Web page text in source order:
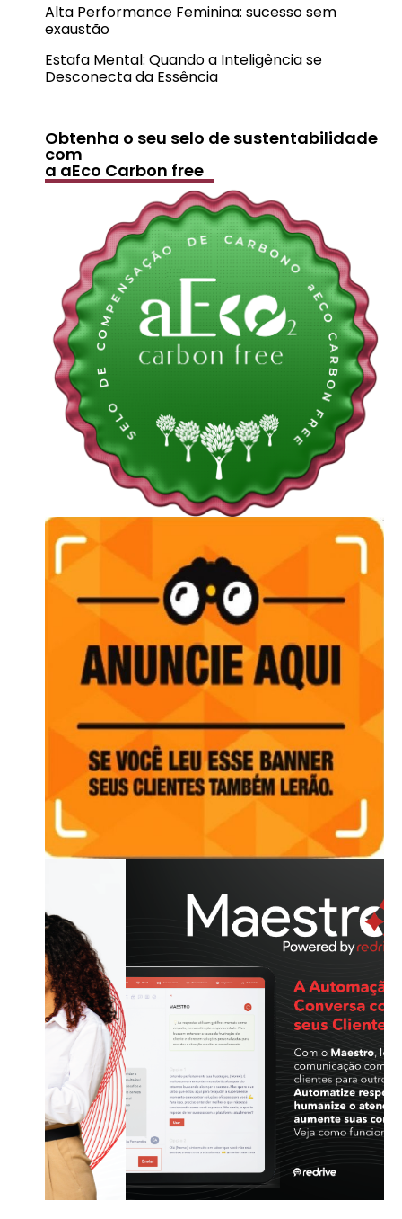
Alta Performance Feminina: sucesso sem
exaustão
Estafa Mental: Quando a Inteligência se
Desconecta da Essência
Obtenha o seu selo de sustentabilidade
com
a aEco Carbon free